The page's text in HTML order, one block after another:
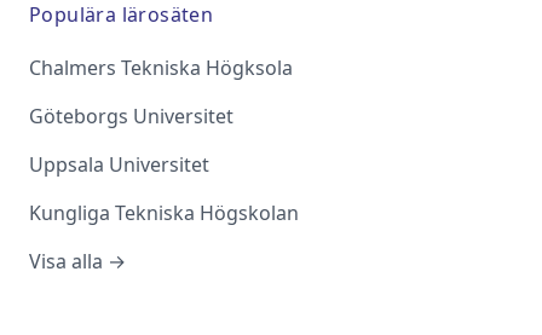
Populära lärosäten
Chalmers Tekniska Högksola
Göteborgs Universitet
Uppsala Universitet
Kungliga Tekniska Högskolan
Visa alla →